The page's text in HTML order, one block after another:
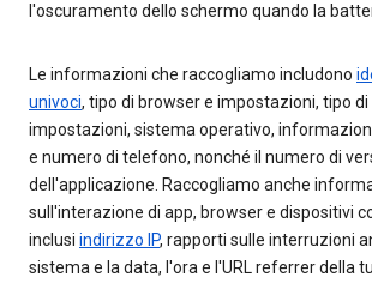
l'oscuramento dello schermo quando la
Le informazioni che raccogliamo includono
univoci, tipo di browser e impostazioni, tipo
impostazioni, sistema operativo,
e numero di telefono, nonché il numero di
dell'applicazione. Raccogliamo anche
sull'interazione di app, browser e dispositivi
inclusi indirizzo IP, rapporti sulle interruzioni
sistema e la data, l'ora e l'URL referrer della